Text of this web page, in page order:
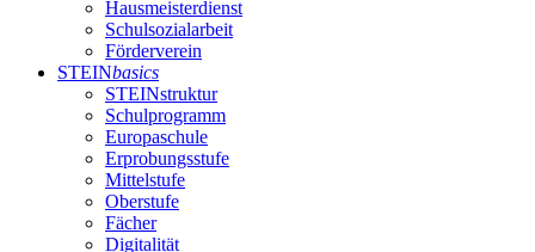
Hausmeisterdienst
Schulsozialarbeit
Förderverein
STEINbasics
STEINstruktur
Schulprogramm
Europaschule
Erprobungsstufe
Mittelstufe
Oberstufe
Fächer
Digitalität